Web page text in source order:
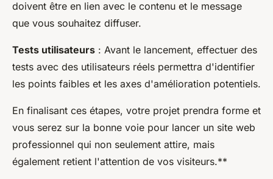
doivent être en lien avec le contenu et le message
que vous souhaitez diffuser.
Tests utilisateurs : Avant le lancement, effectuer des
tests avec des utilisateurs réels permettra d'identifier
les points faibles et les axes d'amélioration potentiels.
En finalisant ces étapes, votre projet prendra forme et
vous serez sur la bonne voie pour lancer un site web
professionnel qui non seulement attire, mais
également retient l'attention de vos visiteurs.**